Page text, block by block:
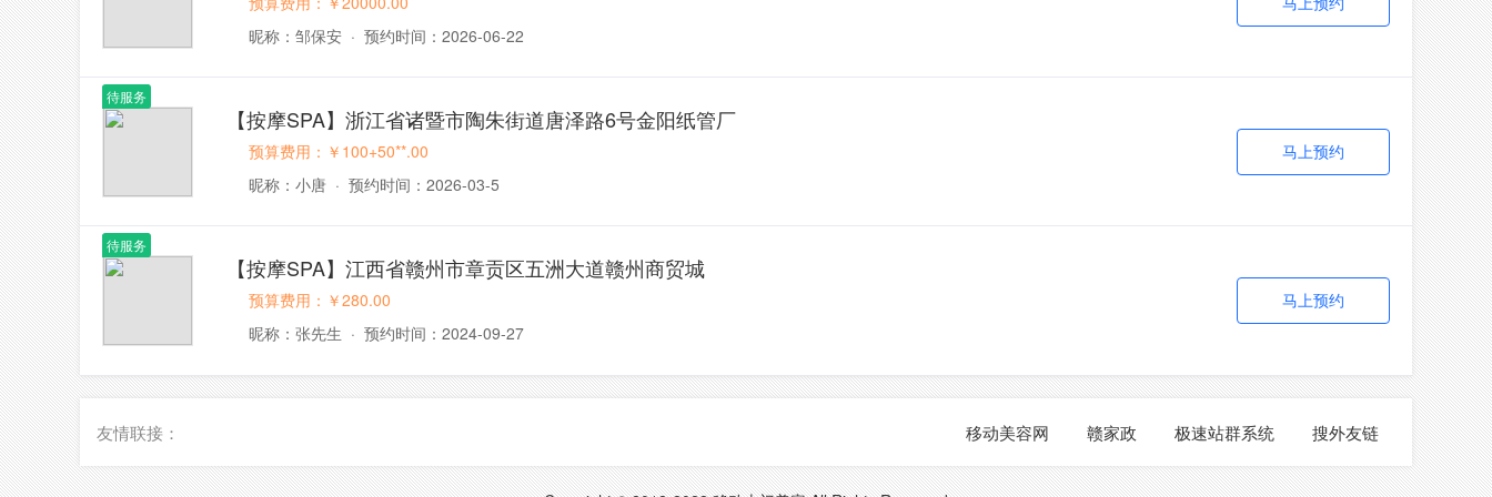
昵称：邹保安 · 预约时间：2026-06-22
待服务
【按摩SPA】浙江省诸暨市陶朱街道唐泽路6号金阳纸管厂
预算费用：￥100+50**.00
昵称：小唐 · 预约时间：2026-03-5
马上预约
待服务
【按摩SPA】江西省赣州市章贡区五洲大道赣州商贸城
预算费用：￥280.00
昵称：张先生 · 预约时间：2024-09-27
马上预约
友情联接： 移动美容网 赣家政 极速站群系统 搜外友链